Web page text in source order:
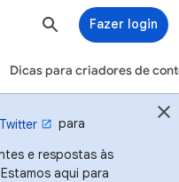
Fazer login
Dicas para criadores de
para
e respostas às
aqui para